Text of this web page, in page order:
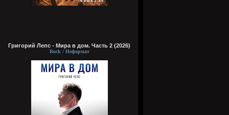
Григорий Лепс - Мира в дом. Часть 2 (2026)
Rock / Неформат